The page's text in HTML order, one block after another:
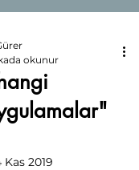
okunur
Kas 2019